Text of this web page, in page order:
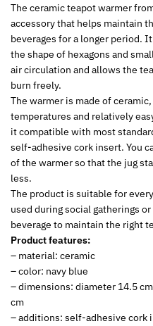
The ceramic teapot warmer
accessory that helps maintain
beverages for a longer period.
the shape of hexagons and
air circulation and allows the
burn freely.
The warmer is made of
temperatures and relatively
it compatible with most
self-adhesive cork insert. You
of the warmer so that the jug
less.
The product is suitable for
used during social gatherings
beverage to maintain the right
Product features:
– material: ceramic
– color: navy blue
– dimensions: diameter 14.5
cm
– additions: self-adhesive cork